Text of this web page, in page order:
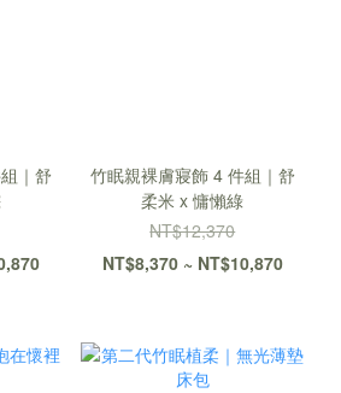
｜舒
竹眠親裸膚寢飾 4 件組｜舒
柔米 x 慵懶綠
NT$12,370
NT$8,370 ~ NT$10,870